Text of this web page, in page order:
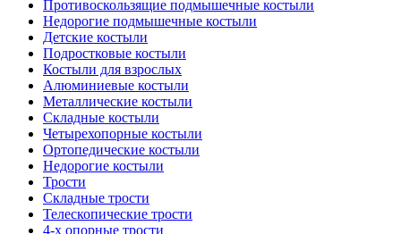
Противоскользящие подмышечные костыли
Недорогие подмышечные костыли
Детские костыли
Подростковые костыли
Костыли для взрослых
Алюминиевые костыли
Металлические костыли
Складные костыли
Четырехопорные костыли
Ортопедические костыли
Недорогие костыли
Трости
Складные трости
Телескопические трости
4-х опорные трости